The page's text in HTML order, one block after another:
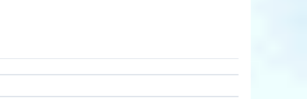
деньги — порядка 1 миллиарда рублей. В равных долях
времени, даже находясь вдали от России, продолжала